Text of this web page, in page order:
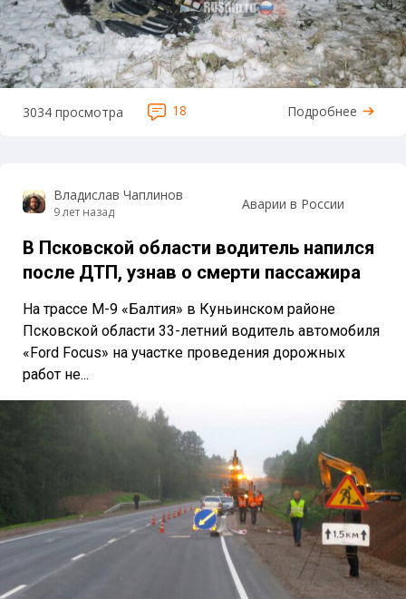
3034 просмотра 18 Подробнее
Владислав Чаплинов
9 лет назад Аварии в России
В Псковской области водитель напился
после ДТП, узнав о смерти пассажира
На трассе М-9 «Балтия» в Куньинском районе
Псковской области 33-летний водитель автомобиля
«Ford Focus» на участке проведения дорожных
работ не...